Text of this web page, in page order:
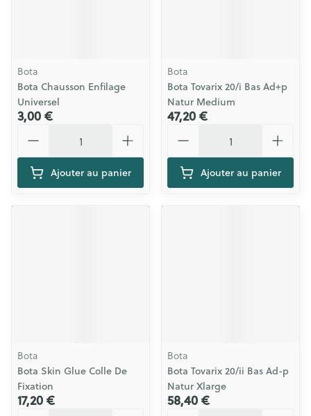
Bota
Bota Chausson Enfilage
Universel
3,00 €
Ajouter au panier
Bota
Bota Tovarix 20/i Bas Ad+p
Natur Medium
47,20 €
Ajouter au panier
Bota
Bota Skin Glue Colle De
Fixation
17,20 €
Bota
Bota Tovarix 20/ii Bas Ad-p
Natur Xlarge
58,40 €